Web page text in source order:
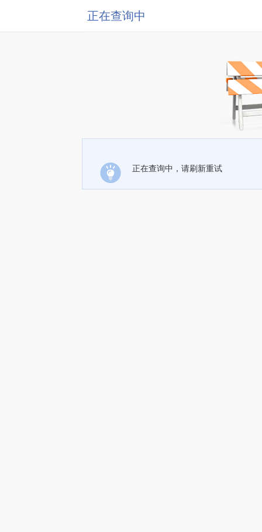
正在查询中
正在查询中，请刷新重试